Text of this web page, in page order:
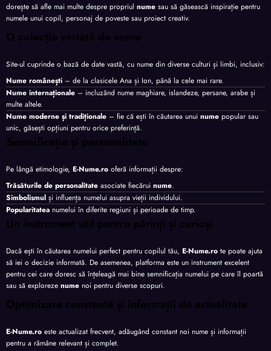
dorește să afle mai multe despre propriul nume sau să găsească inspirație pentru
numele unui copil, personaj de poveste sau proiect creativ.
O colecție variată de nume
Site-ul cuprinde o bază de date vastă, cu nume din diverse culturi și limbi, inclusiv:
Nume românești – de la clasicele Ana și Ion, până la cele mai rare.
Nume internaționale – incluzând nume maghiare, islandeze, persane, arabe și
multe altele.
Nume moderne și tradiționale – fie că ești în căutarea unui nume popular sau
unic, găsești opțiuni pentru orice preferință.
Semnificație și personalitate
Pe lângă etimologie, E-Nume.ro oferă informații despre:
Trăsăturile de personalitate asociate fiecărui nume.
Simbolismul și influența numelui asupra vieții individului.
Popularitatea numelui în diferite regiuni și perioade de timp.
Un instrument util pentru părinți și curioși
Dacă ești în căutarea numelui perfect pentru copilul tău, E-Nume.ro te poate ajuta
să iei o decizie informată. De asemenea, platforma este un instrument excelent
pentru cei care doresc să înțeleagă mai bine semnificația numelui pe care îl poartă
sau să exploreze nume noi pentru diverse scopuri.
Optimizare constantă și informații de actualitate
E-Nume.ro este actualizat frecvent, adăugând constant noi nume și informații
pentru a rămâne relevant și complet.